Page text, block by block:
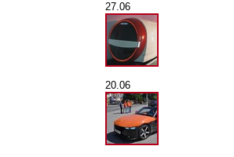
27.06
20.06